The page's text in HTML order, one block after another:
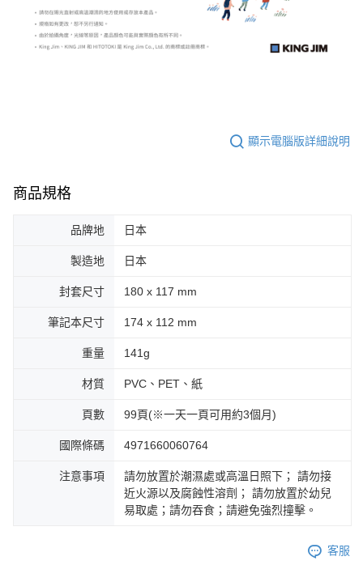
顯示電腦版詳細說明
商品規格
品牌地 日本
製造地 日本
封套尺寸 180 x 117 mm
筆記本尺寸 174 x 112 mm
重量 141g
材質 PVC、PET、紙
頁數 99頁(※一天一頁可用約3個月)
國際條碼 4971660060764
注意事項
請勿放置於潮濕處或高溫日照下； 請勿接
近火源以及腐蝕性溶劑； 請勿放置於幼兒
易取處；請勿吞食；請避免強烈撞擊。
客服